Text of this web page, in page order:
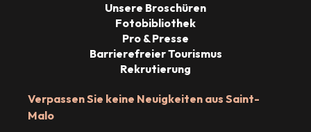
Verpassen Sie keine Neuigkeiten aus Saint-
Malo
Unsere Broschüren
Fotobibliothek
Pro & Presse
Barrierefreier Tourismus
Rekrutierung